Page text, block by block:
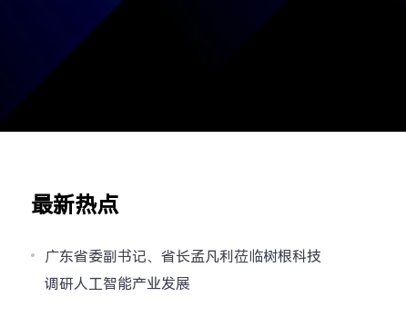
最新热点
广东省委副书记、省长孟凡利莅临树根科技
调研人工智能产业发展